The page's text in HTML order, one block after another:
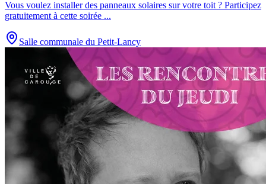
Vous voulez installer des panneaux solaires sur votre toit ? Participez
gratuitement à cette soirée ...
Salle communale du Petit-Lancy